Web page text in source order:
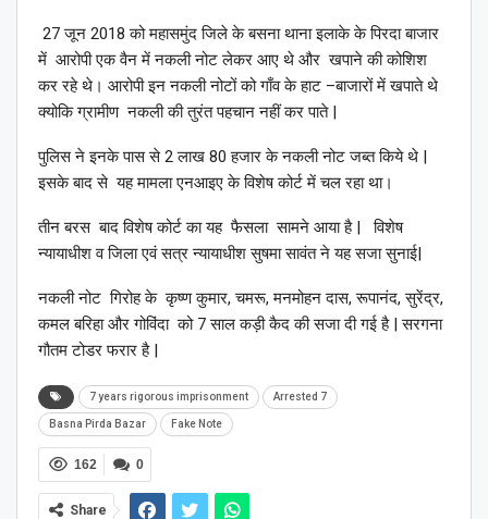
27 जून 2018 को महासमुंद जिले के बसना थाना इलाके के पिरदा बाजार
में आरोपी एक वैन में नकली नोट लेकर आए थे और खपाने की कोशिश
कर रहे थे। आरोपी इन नकली नोटों को गाँव के हाट –बाजारों में खपाते थे
क्योकि ग्रामीण नकली की तुरंत पहचान नहीं कर पाते |
पुलिस ने इनके पास से 2 लाख 80 हजार के नकली नोट जब्त किये थे |
इसके बाद से यह मामला एनआइए के विशेष कोर्ट में चल रहा था।
तीन बरस बाद विशेष कोर्ट का यह फैसला सामने आया है | विशेष
न्यायाधीश व जिला एवं सत्र न्यायाधीश सुषमा सावंत ने यह सजा सुनाई|
नकली नोट गिरोह के कृष्ण कुमार, चमरू, मनमोहन दास, रूपानंद, सुरेंद्र,
कमल बरिहा और गोविंदा को 7 साल कड़ी कैद की सजा दी गई है | सरगना
गौतम टोडर फरार है |
7 years rigorous imprisonment Arrested 7
Basna Pirda Bazar Fake Note
0
162
Share